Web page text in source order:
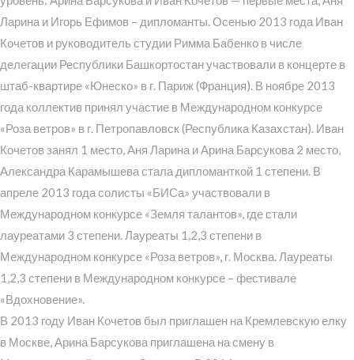
Ларина и Игорь Ефимов – дипломанты. Осенью 2013 года Иван
Кочетов и руководитель студии Римма Бабенко в числе
делегации Республики Башкортостан участвовали в концерте в
штаб-квартире «Юнеско» в г. Париж (Франция). В ноябре 2013
года коллектив принял участие в Международном конкурсе
«Роза ветров» в г. Петропавловск (Республика Казахстан). Иван
Кочетов занял 1 место, Аня Ларина и Арина Барсукова 2 место,
Александра Карамышева стала дипломанткой 1 степени. В
апреле 2013 года солисты «БИСа» участвовали в
Международном конкурсе «Земля талантов», где стали
лауреатами 3 степени. Лауреаты 1,2,3 степени в
Международном конкурсе «Роза ветров», г. Москва. Лауреаты
1,2,3 степени в Международном конкурсе – фестивале
«Вдохновение».
В 2013 году Иван Кочетов был приглашен на Кремлевскую елку
в Москве, Арина Барсукова приглашена на смену в